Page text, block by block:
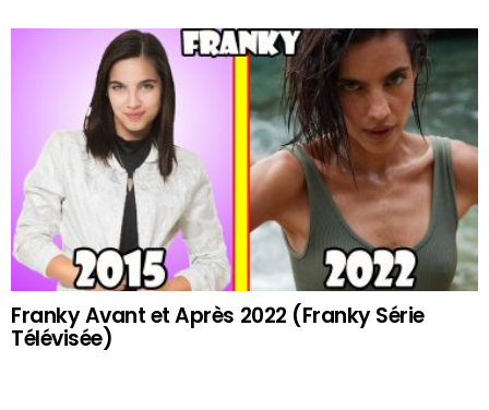
Franky Avant et Après 2022 (Franky Série
Télévisée)